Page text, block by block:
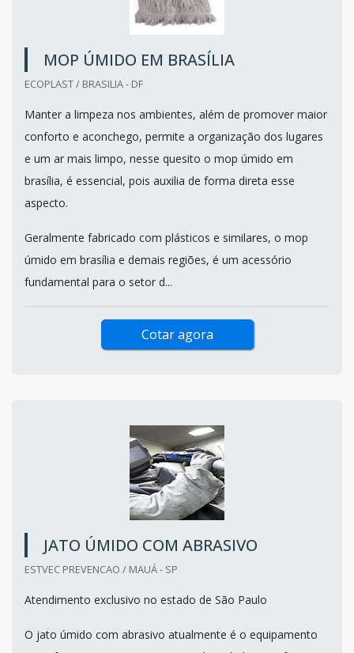
MOP ÚMIDO EM BRASÍLIA
ECOPLAST / BRASILIA - DF
Manter a limpeza nos ambientes, além de promover maior
conforto e aconchego, permite a organização dos lugares
e um ar mais limpo, nesse quesito o mop úmido em
brasília, é essencial, pois auxilia de forma direta esse
aspecto.
Geralmente fabricado com plásticos e similares, o mop
úmido em brasília e demais regiões, é um acessório
fundamental para o setor d...
Cotar agora
JATO ÚMIDO COM ABRASIVO
ESTVEC PREVENCAO / MAUÁ - SP
Atendimento exclusivo no estado de São Paulo
O jato úmido com abrasivo atualmente é o equipamento